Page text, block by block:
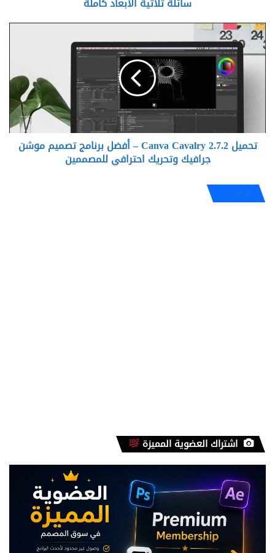
تحميل
Canva
Cavalry
موشن
جرافيك
للمصممين
تحميل Canva Cavalry 2.7.2 – أفضل برنامج تصميم موشن
جرافيك وتحريك احترافي للمصممين
اترك رد
اشتراك العضوية المميزة